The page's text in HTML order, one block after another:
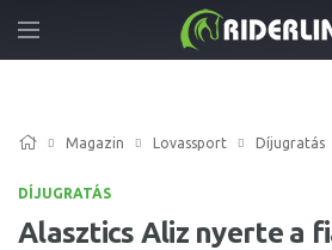
Magazin Lovassport Díjugratás
DÍJUGRATÁS
Alasztics Aliz nyerte a